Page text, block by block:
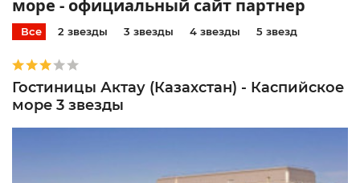
море - официальный сайт партнер
Все 2 звезды 3 звезды 4 звезды 5 звезд
Гостиницы Актау (Казахстан) - Каспийское
море 3 звезды